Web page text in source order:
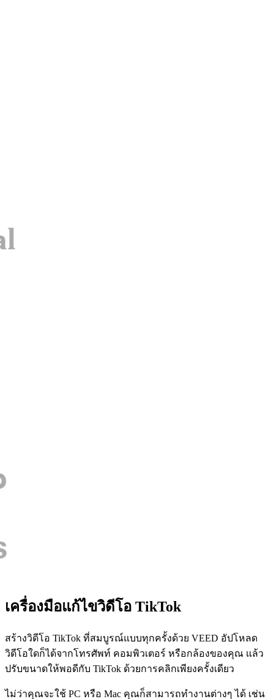
เครื่องมือแก้ไขวิดีโอ TikTok
สร้างวิดีโอ TikTok ที่สมบูรณ์แบบทุกครั้งด้วย VEED อัปโหลด
วิดีโอใดก็ได้จากโทรศัพท์ คอมพิวเตอร์ หรือกล้องของคุณ แล้ว
ปรับขนาดให้พอดีกับ TikTok ด้วยการคลิกเพียงครั้งเดียว
ไม่ว่าคุณจะใช้ PC หรือ Mac คุณก็สามารถทำงานต่างๆ ได้ เช่น